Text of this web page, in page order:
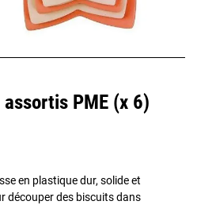
PME (x 6)
en plastique dur, solide et
découper des biscuits dans